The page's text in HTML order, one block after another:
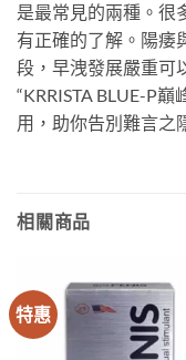
是最常見的兩種。很
有正確的了解。陽痿
段，早洩發展嚴重可
“KRRISTA BLUE-P
用，助你告別難言之
相關商品
特惠